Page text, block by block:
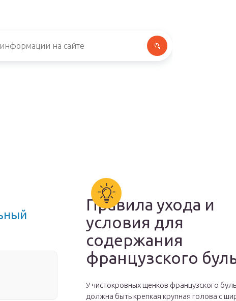
Правила ухода и
условия для
содержания
французского
У чистокровных щенков французского
должна быть крепкая крупная голова с